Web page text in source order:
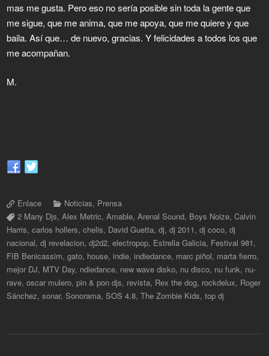
mas me gusta. Pero eso no sería posible sin toda la gente que
me sigue, que me anima, que me apoya, que me quiere y que
baila. Así que… de nuevo, gracias. Y felicidades a todos los que
me acompañan.
M.
Enlace Noticias, Prensa
2 Many Djs,Alex Metric,Amable,Arenal Sound, Boys Noize,Calvin
Harris,carlos hollers,chelis, David Guetta,dj,dj 2011,dj coco,dj
nacional,dj revelacion,dj2d2,electropop, Estrella Galicia, Festival 981,
FIB Benicassim,gato, house,indie,indiedance, marc piñol, marta fierro,
mejor DJ, MTV Day, ndiedance, new wave disko, nu disco, nu funk, nu-
rave,oscar mulero,pin & pon djs, revista, Rex the dog, rockdelux, Roger
Sánchez,sonar,Sonorama,SOS 4.8,The Zombie Kids,top dj